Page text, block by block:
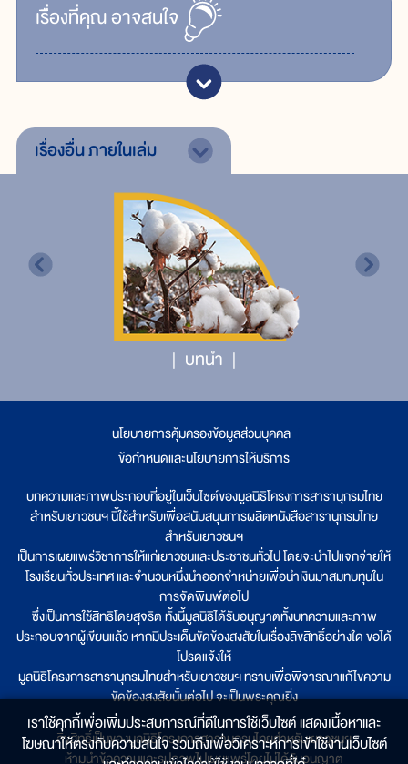
เรื่ิองที่คุณอาจสนใจ
เรื่องอื่นภายในเล่ม
บทนำ
นโยบายการคุ้มครองข้อมูลส่วนบุคคล
ข้อกำหนดและนโยบายการให้บริการ
บทความและภาพประกอบที่อยู่ในเว็บไซต์ของมูลนิธิโครงการสารานุกรมไทย
สำหรับเยาวชนฯ นี้ใช้สำหรับเพื่อสนับสนุนการผลิตหนังสือสารานุกรมไทย
สำหรับเยาวชนฯ
เป็นการเผยแพร่วิชาการให้แก่เยาวชนและประชาชนทั่วไป โดยจะนำไปแจกจ่ายให้
โรงเรียนทั่วประเทศ และจำนวนหนึ่งนำออกจำหน่ายเพื่อนำเงินมาสมทบทุนใน
การจัดพิมพ์ต่อไป
ซึ่งเป็นการใช้สิทธิโดยสุจริต ทั้งนี้มูลนิธิได้รับอนุญาตทั้งบทความและภาพ
ประกอบจากผู้เขียนแล้ว หากมีประเด็นขัดข้องสงสัยในเรื่องลิขสิทธิ์อย่างใด ขอได้
โปรดแจ้งให้
มูลนิธิโครงการสารานุกรมไทยสำหรับเยาวชนฯ ทราบเพื่อพิจารณาแก้ไขความ
ขัดข้องสงสัยนั้นต่อไป จะเป็นพระคุณยิ่ง
ลิขสิทธิ์เป็นของมูลนิธิโครงการสารานุกรมไทยสำหรับเยาวชนฯ
ห้ามนำข้อความและรูปภาพไปเผยแพร่โดยไม่ได้รับอนุญาต
เราใช้คุกกี้เพื่อเพิ่มประสบการณ์ที่ดีในการใช้เว็บไซต์ แสดงเนื้อหาและ
โฆษณาให้ตรงกับความสนใจ รวมถึงเพื่อวิเคราะห์การเข้าใช้งานเว็บไซต์